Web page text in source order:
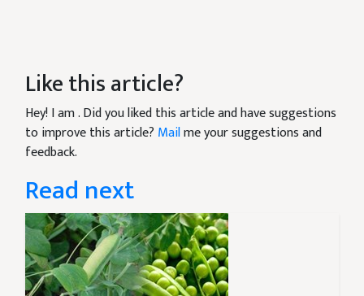
Like this article?
Hey! I am. Did you liked this article and have suggestions
to improve this article? Mailme your suggestions and
feedback.
Read next